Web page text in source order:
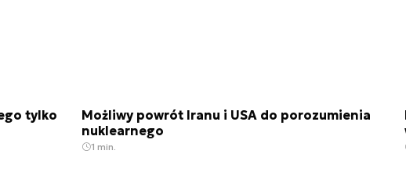
tylko
Możliwy powrót Iranu i USA do porozumienia
nuklearnego
1 min.